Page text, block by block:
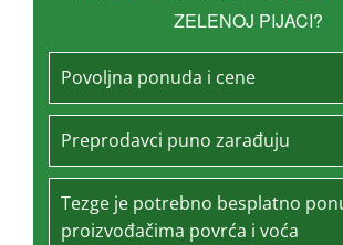
ZELENOJ PIJACI?
Povoljna ponuda i cene
Preprodavci puno zarađuju
Tezge je potrebno besplatno
proizvođačima povrća i voća